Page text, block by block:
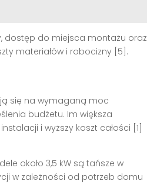
dostęp do miejsca montażu oraz
materiałów i robocizny [5].
się na wymaganą moc
budżetu. Im większa
i wyższy koszt całości [1]
około 3,5 kW są tańsze w
w zależności od potrzeb domu